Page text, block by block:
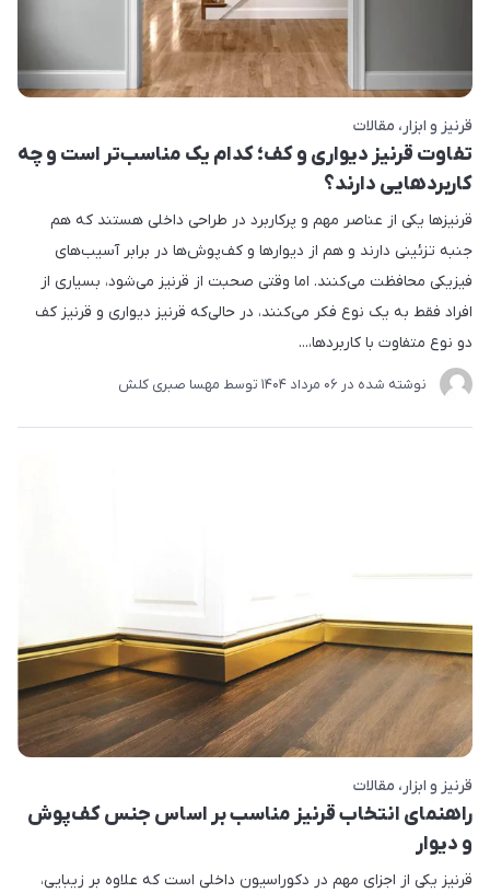
قرنیز و ابزار مقالات
تفاوت قرنیز دیواری و کف؛ کدام یک مناسب‌تر است و چه
کاربردهایی دارند؟
قرنیزها یکی از عناصر مهم و پرکاربرد در طراحی داخلی هستند که هم
جنبه تزئینی دارند و هم از دیوارها و کف‌پوش‌ها در برابر آسیب‌های
فیزیکی محافظت می‌کنند. اما وقتی صحبت از قرنیز می‌شود، بسیاری از
افراد فقط به یک نوع فکر می‌کنند، در حالی‌که قرنیز دیواری و قرنیز کف
دو نوع متفاوت با کاربردها،...
نوشته شده در 06 مرداد 1404 توسط مهسا صبری کلش
قرنیز و ابزار مقالات
راهنمای انتخاب قرنیز مناسب بر اساس جنس کف‌پوش
و دیوار
قرنیز یکی از اجزای مهم در دکوراسیون داخلی است که علاوه بر زیبایی،